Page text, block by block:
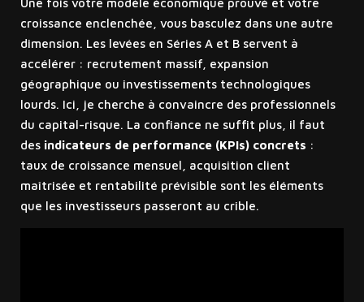
Une fois votre modèle économique prouvé et votre
croissance enclenchée, vous basculez dans une autre
dimension. Les levées en Séries A et B servent à
accélérer : recrutement massif, expansion
géographique ou investissements technologiques
lourds. Ici, je cherche à convaincre des professionnels
du capital-risque. La confiance ne suffit plus, il faut
des indicateurs de performance (KPIs) concrets :
taux de croissance mensuel, acquisition client
maîtrisée et rentabilité prévisible sont les éléments
que les investisseurs passeront au crible.